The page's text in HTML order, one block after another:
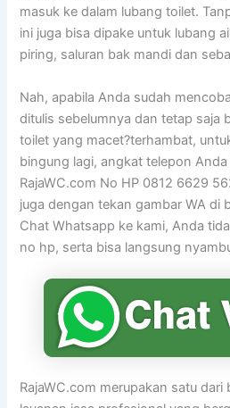
masuk ke dalam lubang toilet.
ini juga bisa dipake untuk lubang
piring, saluran bak mandi dan
Nah, apabila Anda sudah
ditulis sebelumnya dan tetap saja
toilet yang macet?terhambat,
bingung lagi, angkat telepon
RajaWC.com No HP 0812 6629
juga dengan tekan gambar WA di
Chat Whatsapp ke kami, Anda
no hp, serta bisa langsung
RajaWC.com merupakan satu dari